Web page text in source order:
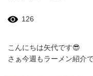
126
こんにちは矢代です😎
さぁ今週もラーメン紹介